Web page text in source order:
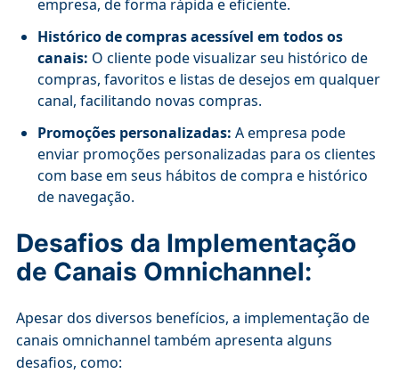
empresa, de forma rápida e eficiente.
Histórico de compras acessível em todos os
canais: O cliente pode visualizar seu histórico de
compras, favoritos e listas de desejos em qualquer
canal, facilitando novas compras.
Promoções personalizadas: A empresa pode
enviar promoções personalizadas para os clientes
com base em seus hábitos de compra e histórico
de navegação.
Desafios da Implementação
de Canais Omnichannel:
Apesar dos diversos benefícios, a implementação de
canais omnichannel também apresenta alguns
desafios, como: